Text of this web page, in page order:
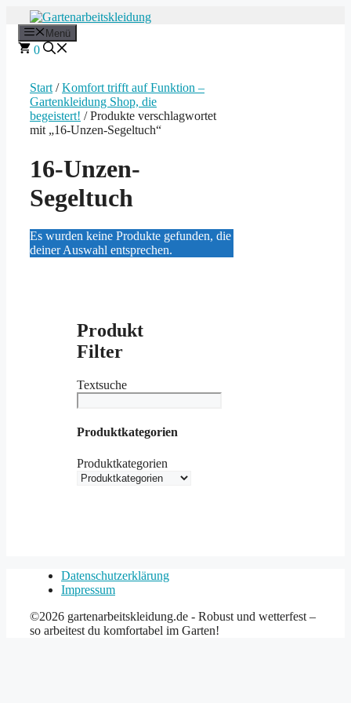
Inhalt
springen
Menü
0
Start /Komfort trifft auf Funktion –
Gartenkleidung Shop, die
begeistert! / Produkte verschlagwortet
mit „16-Unzen-Segeltuch“
16-Unzen-
Segeltuch
Es wurden keine Produkte gefunden, die
deiner Auswahl entsprechen.
Produkt
Filter
Textsuche
Produktkategorien
Produktkategorien
Datenschutzerklärung
Impressum
©2026 gartenarbeitskleidung.de - Robust und wetterfest –
so arbeitest du komfortabel im Garten!